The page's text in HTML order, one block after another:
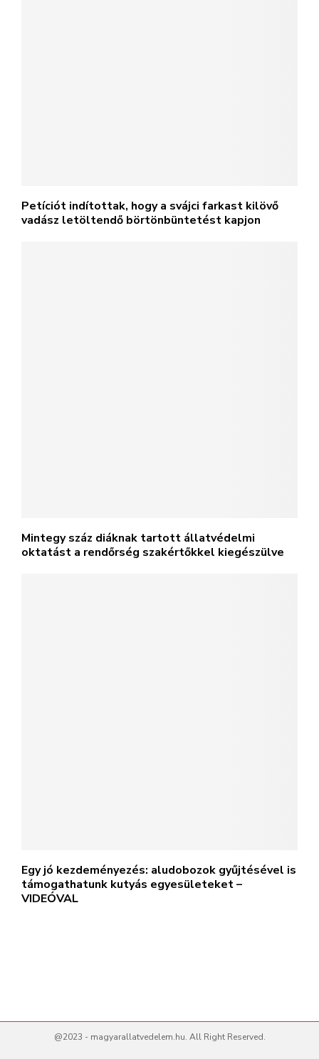
Petíciót indítottak, hogy a svájci farkast kilövő
vadász letöltendő börtönbüntetést kapjon
Mintegy száz diáknak tartott állatvédelmi
oktatást a rendőrség szakértőkkel kiegészülve
Egy jó kezdeményezés: aludobozok gyűjtésével is
támogathatunk kutyás egyesületeket –
VIDEÓVAL
@2023 - magyarallatvedelem.hu. All Right Reserved.